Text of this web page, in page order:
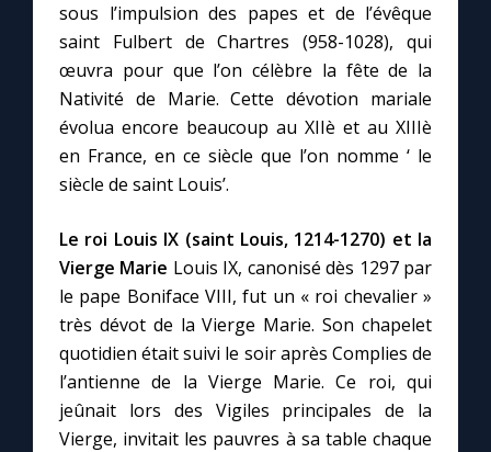
L'Évangile chaque jour
Les premiers samedis du mois
Marie qui défait les nœuds
Mes intentions de prière
Une Minute avec Marie
Une neuvaine
sous l’impulsion des papes et de l’évêque
saint Fulbert de Chartres (958-1028), qui
œuvra pour que l’on célèbre la fête de la
Nativité de Marie. Cette dévotion mariale
évolua encore beaucoup au XIIè et au XIIIè
en France, en ce siècle que l’on nomme ‘ le
siècle de saint Louis’.
Le roi Louis IX (saint Louis, 1214-1270) et la
Vierge Marie Louis IX, canonisé dès 1297 par
le pape Boniface VIII, fut un « roi chevalier »
très dévot de la Vierge Marie. Son chapelet
quotidien était suivi le soir après Complies de
l’antienne de la Vierge Marie. Ce roi, qui
jeûnait lors des Vigiles principales de la
Vierge, invitait les pauvres à sa table chaque